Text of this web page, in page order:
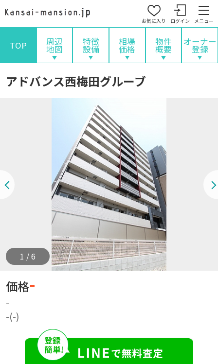
お気に入り ログイン メニュー
TOP 周辺
地図
特徴
設備
相場
価格
物件
概要
オーナー
登録
アドバンス西梅田グルーブ
1 / 6
価格-
-
-(-)